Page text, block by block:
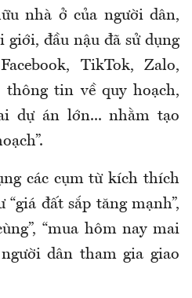
nhà ở của người dân,
đầu nậu đã sử dụng
TikTok, Zalo,
thông tin về quy hoạch,
dự án lớn... nhằm tạo
các cụm từ kích thích
đất sắp tăng mạnh”,
“mua hôm nay mai
dân tham gia giao